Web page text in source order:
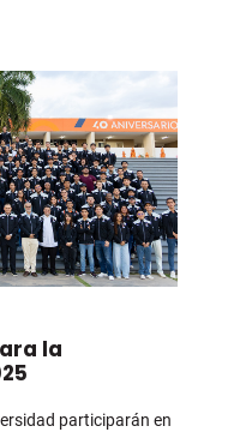
la
participarán en